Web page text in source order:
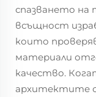
спазването на
всъщност
които
материали
качество.
архитектите